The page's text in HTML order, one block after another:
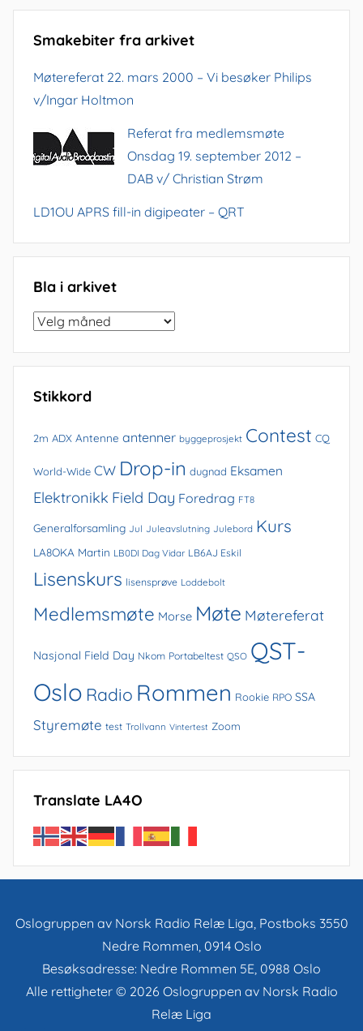
Smakebiter fra arkivet
Møtereferat 22. mars 2000 – Vi besøker Philips
v/Ingar Holtmon
Referat fra medlemsmøte
Onsdag 19. september 2012 –
DAB v/ Christian Strøm
LD1OU APRS fill-in digipeater – QRT
Bla i arkivet
Bla
arkivet
Stikkord
2m ADX Antenne antenner byggeprosjekt Contest CQ
World-Wide CW Drop-in dugnad Eksamen
Elektronikk Field Day Foredrag FT8
Generalforsamling Jul Juleavslutning Julebord Kurs
LA8OKA Martin LB0DI Dag Vidar LB6AJ Eskil
Lisenskurs lisensprøve Loddebolt
Medlemsmøte Morse Møte Møtereferat
Nasjonal Field Day Nkom Portabeltest QSO QST-
Oslo Radio Rommen Rookie RPO SSA
Styremøte test Trollvann Vintertest Zoom
Translate LA4O
Oslogruppen av Norsk Radio Relæ Liga, Postboks 3550
Nedre Rommen, 0914 Oslo
Besøksadresse: Nedre Rommen 5E, 0988 Oslo
Alle rettigheter © 2026 Oslogruppen av Norsk Radio
Relæ Liga